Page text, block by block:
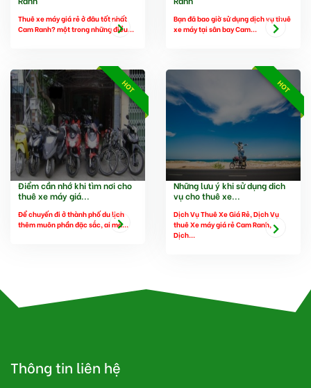
Thuê xe máy giá rẻ ở đâu tốt nhất
Cam Ranh? một trong những điều...
Bạn đã bao giờ sử dụng dịch vụ thuê
xe máy tại sân bay Cam...
HOT
Điểm cần nhớ khi tìm nơi cho
thuê xe máy giá...
Để chuyến đi ở thành phố du lịch
thêm muôn phần đặc sắc, ai mà...
HOT
Những lưu ý khi sử dụng dich
vụ cho thuê xe...
Dịch Vụ Thuê Xe Giá Rẻ, Dịch Vụ
thuê Xe máy giá rẻ Cam Ranh,
Dịch...
Thông tin liên hệ